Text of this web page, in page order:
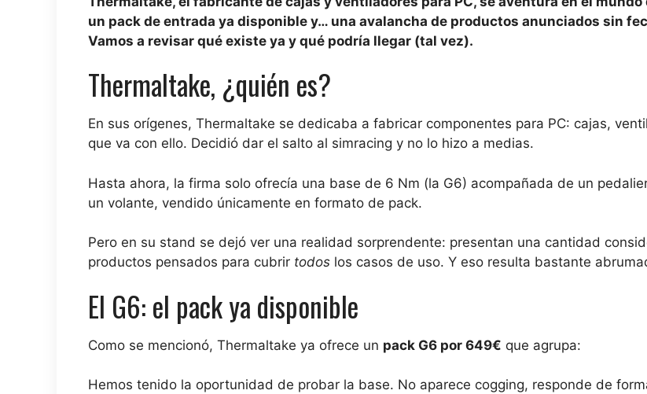
un pack de entrada ya disponible y… una avalancha de productos anunciados sin
Vamos a revisar qué existe ya y qué podría llegar (tal vez).
Thermaltake, ¿quién es?
En sus orígenes, Thermaltake se dedicaba a fabricar componentes para PC: cajas,
que va con ello. Decidió dar el salto al simracing y no lo hizo a medias.
Hasta ahora, la firma solo ofrecía una base de 6 Nm (la G6) acompañada de un
un volante, vendido únicamente en formato de pack.
Pero en su stand se dejó ver una realidad sorprendente: presentan una cantidad
productos pensados para cubrir todos los casos de uso. Y eso resulta bastante
El G6: el pack ya disponible
Como se mencionó, Thermaltake ya ofrece un pack G6 por 649€ que agrupa:
Hemos tenido la oportunidad de probar la base. No aparece cogging, responde de